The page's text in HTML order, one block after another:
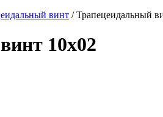
винт / Трапецеидальный
10x02